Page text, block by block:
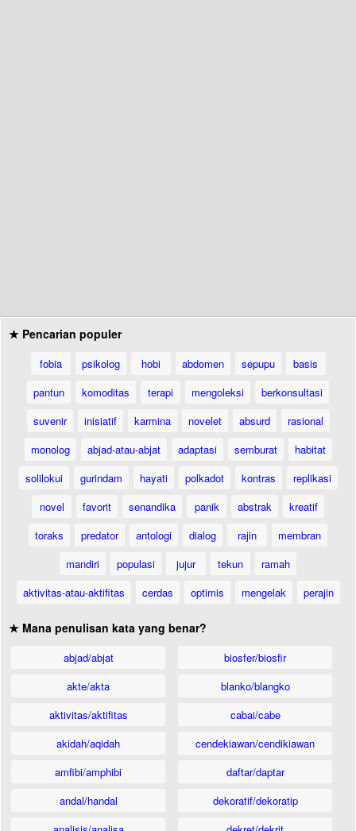
★ Pencarian populer
fobia psikolog hobi abdomen sepupu
basis
pantun
komoditas terapi mengoleksi
berkonsultasi
suvenir
inisiatif karmina novelet absurd
rasional
monolog
abjad-atau-abjat adaptasi semburat
habitat
solilokui
gurindam hayati polkadot kontras
replikasi
novel
favorit senandika panik abstrak
kreatif
toraks
predator antologi dialog rajin
membran
mandiri
populasi jujur tekun
ramah
aktivitas-atau-aktifitas
cerdas optimis mengelak perajin
★ Mana penulisan kata yang benar?
abjad/abjat
akte/akta
aktivitas/aktifitas
akidah/aqidah
amfibi/amphibi
andal/handal
biosfer/biosfir
blanko/blangko
cabai/cabe
cendekiawan/cendikiawan
daftar/daptar
dekoratif/dekoratip